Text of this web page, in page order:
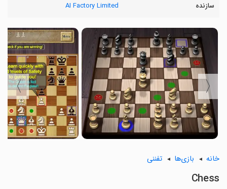
سازنده AI Factory Limited
〈
〉
خانه بازی‌ها تفننی
Chess